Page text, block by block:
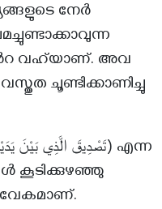
നേർ
വഹ്‌യാണ്. അവ
ചൂണ്ടിക്കാണിച്ചു
കൂടിക്കുഴഞ്ഞു